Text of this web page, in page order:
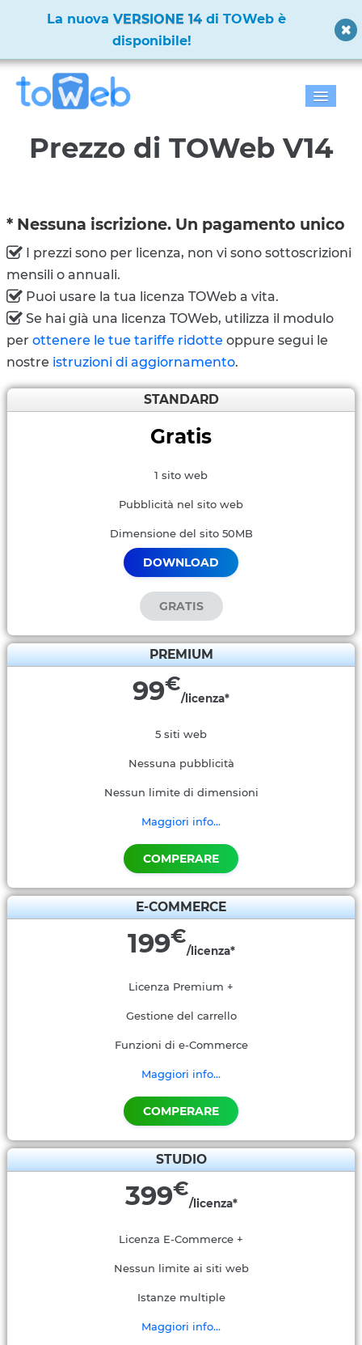
La nuova VERSIONE 14 di TOWeb è
disponibile!
Home
Prezzo
Galleria
Supporto
Prezzo di TOWeb V14
* Nessuna iscrizione. Un pagamento unico
I prezzi sono per licenza, non vi sono sottoscrizioni
mensili o annuali.
Puoi usare la tua licenza TOWeb a vita.
Se hai già una licenza TOWeb, utilizza il modulo
per ottenere le tue tariffe ridotte oppure segui le
nostre istruzioni di aggiornamento.
STANDARD
Gratis
1 sito web
Pubblicità nel sito web
Dimensione del sito 50MB
DOWNLOAD
GRATIS
PREMIUM
99€
/licenza*
5 siti web
Nessuna pubblicità
Nessun limite di dimensioni
Maggiori info...
COMPERARE
E-COMMERCE
199€
/licenza*
Licenza Premium +
Gestione del carrello
Funzioni di e-Commerce
Maggiori info...
COMPERARE
STUDIO
399€
/licenza*
Licenza E-Commerce +
Nessun limite ai siti web
Istanze multiple
Maggiori info...